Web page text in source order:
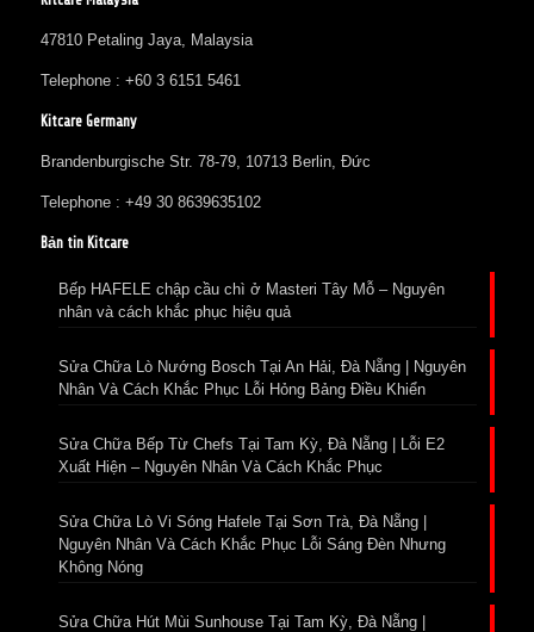
47810 Petaling Jaya, Malaysia
Telephone : +60 3 6151 5461
Kitcare Germany
Brandenburgische Str. 78-79, 10713 Berlin, Đức
Telephone : +49 30 8639635102
Bản tin Kitcare
Bếp HAFELE chập cầu chì ở Masteri Tây Mỗ – Nguyên
nhân và cách khắc phục hiệu quả
Sửa Chữa Lò Nướng Bosch Tại An Hải, Đà Nẵng | Nguyên
Nhân Và Cách Khắc Phục Lỗi Hỏng Bảng Điều Khiển
Sửa Chữa Bếp Từ Chefs Tại Tam Kỳ, Đà Nẵng | Lỗi E2
Xuất Hiện – Nguyên Nhân Và Cách Khắc Phục
Sửa Chữa Lò Vi Sóng Hafele Tại Sơn Trà, Đà Nẵng |
Nguyên Nhân Và Cách Khắc Phục Lỗi Sáng Đèn Nhưng
Không Nóng
Sửa Chữa Hút Mùi Sunhouse Tại Tam Kỳ, Đà Nẵng |